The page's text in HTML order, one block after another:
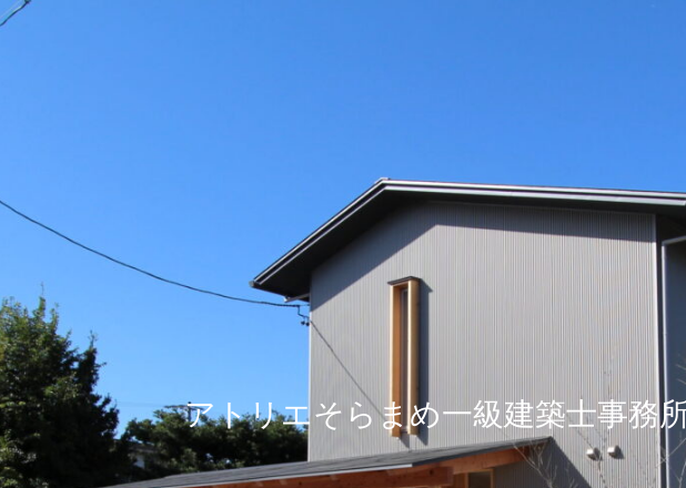
アトリエそらまめ一級建築士事務